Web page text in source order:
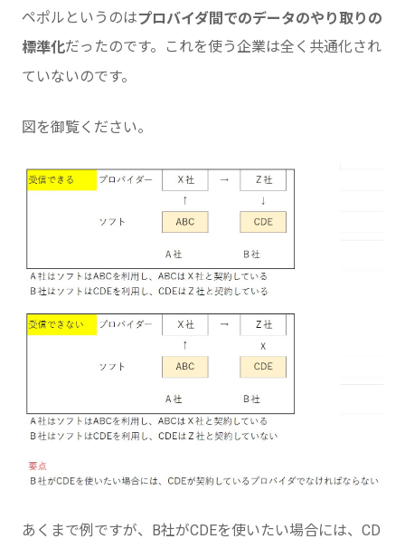
ペポルというのはプロバイダ間でのデータのやり取りの
標準化だったのです。これを使う企業は全く共通化され
ていないのです。
図を御覧ください。
あくまで例ですが、B社がCDEを使いたい場合には、CD